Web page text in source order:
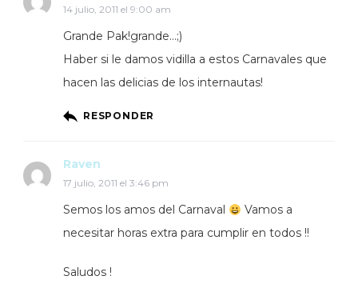
14 julio, 2011 el 9:00 am
Grande Pak!grande…;)
Haber si le damos vidilla a estos Carnavales que
hacen las delicias de los internautas!
RESPONDER
Raven
17 julio, 2011 el 3:46 pm
Semos los amos del Carnaval
Vamos a
necesitar horas extra para cumplir en todos !!
Saludos !